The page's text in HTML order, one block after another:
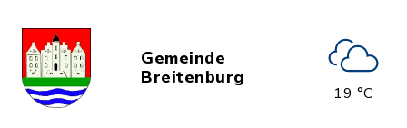
Gemeinde
Breitenburg
19 °C